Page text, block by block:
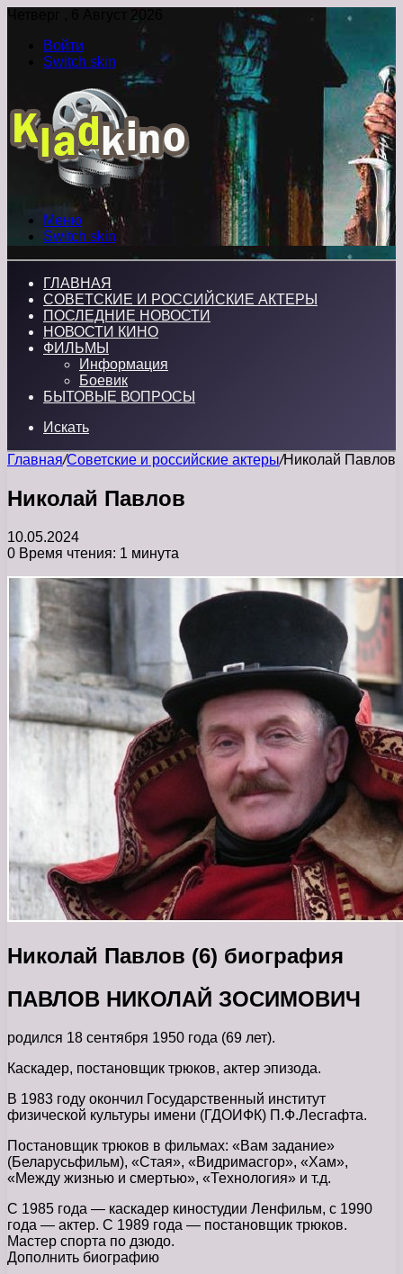
Четверг , 6 Август 2026
Войти
Switch skin
Меню
Switch skin
ГЛАВНАЯ
СОВЕТСКИЕ И РОССИЙСКИЕ АКТЕРЫ
ПОСЛЕДНИЕ НОВОСТИ
НОВОСТИ КИНО
ФИЛЬМЫ
Информация
Боевик
БЫТОВЫЕ ВОПРОСЫ
Искать
Главная/Советские и российские актеры/Николай Павлов
Николай Павлов
10.05.2024
0 Время чтения: 1 минута
Николай Павлов (6) биография
ПАВЛОВ НИКОЛАЙ ЗОСИМОВИЧ
родился 18 сентября 1950 года (69 лет).
Каскадер, постановщик трюков, актер эпизода.
В 1983 году окончил Государственный институт
физической культуры имени (ГДОИФК) П.Ф.Лесгафта.
Постановщик трюков в фильмах: «Вам задание»
(Беларусьфильм), «Стая», «Видримасгор», «Хам»,
«Между жизнью и смертью», «Технология» и т.д.
С 1985 года — каскадер киностудии Ленфильм, с 1990
года — актер. С 1989 года — постановщик трюков.
Мастер спорта по дзюдо.
Дополнить биографию